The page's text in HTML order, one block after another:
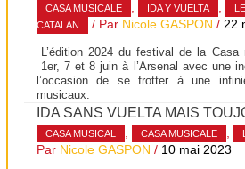
CASA MUSICALE , IDA Y VUELTA ,
CATALAN
/ Par Nicole GASPON /22
L’édition 2024 du festival de la
1er, 7 et 8 juin à l’Arsenal avec une
l’occasion de se frotter à une
musicaux.
IDA SANS VUELTA MAIS
CASA MUSICAL CASA MUSICALE
Par Nicole GASPON / 10 mai 2023